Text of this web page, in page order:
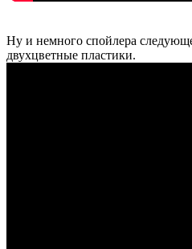
Ну и немного спойлера
двухцветные пластики.